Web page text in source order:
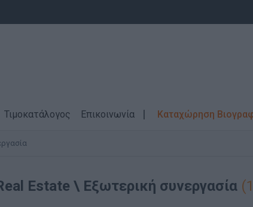
Τιμοκατάλογος Επικοινωνία Καταχώρηση
Estate \ Εξωτερική συνεργασία